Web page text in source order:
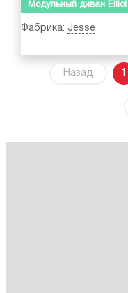
Модульный диван Elliot
Фабрика: Jesse
Назад 1